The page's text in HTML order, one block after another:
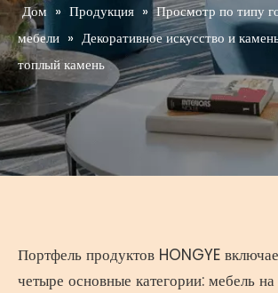
Дом » Продукция » Просмотр по типу
мебели » Декоративное искусство и
топлый камень
Портфель продуктов HONGYE
четыре основные категории: мебель на